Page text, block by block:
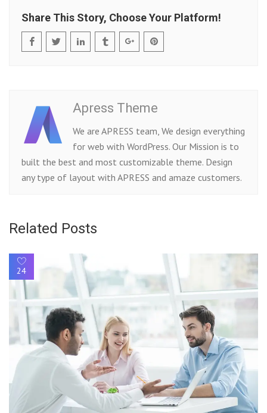
Share This Story, Choose Your Platform!
Apress Theme
We are APRESS team, We design everything
for web with WordPress. Our Mission is to
built the best and most customizable theme. Design
any type of layout with APRESS and amaze customers.
Related Posts
24